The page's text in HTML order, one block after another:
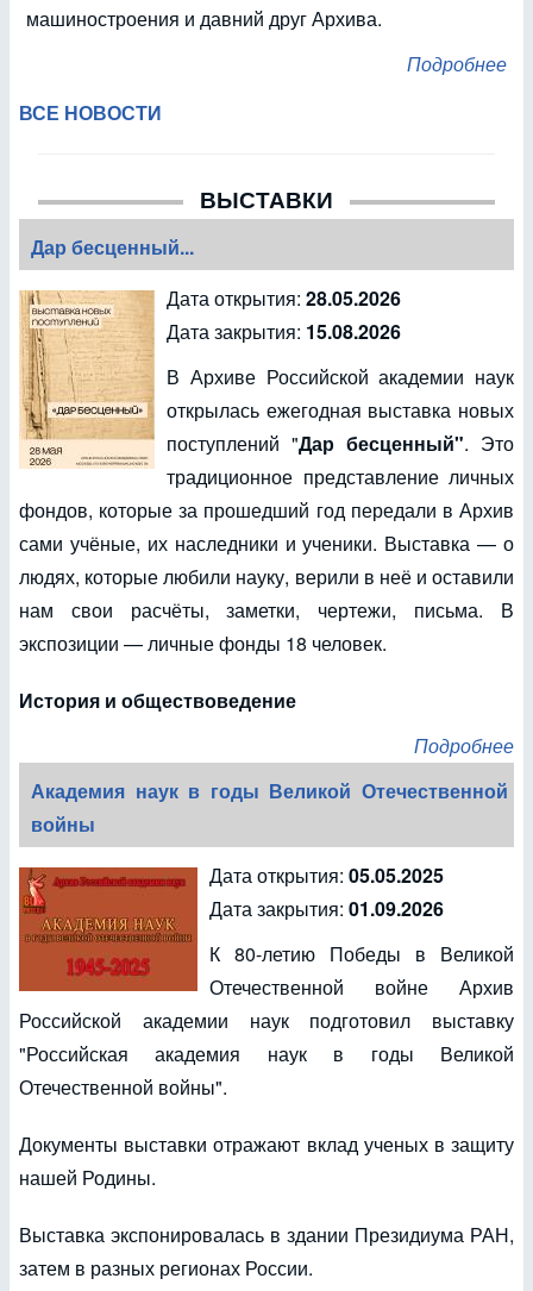
машиностроения и давний друг Архива.
Подробнее
ВСЕ НОВОСТИ
ВЫСТАВКИ
Дар бесценный...
Дата открытия: 28.05.2026
Дата закрытия: 15.08.2026
В Архиве Российской академии наук
открылась ежегодная выставка новых
поступлений "Дар бесценный". Это
традиционное представление личных
фондов, которые за прошедший год передали в Архив
сами учёные, их наследники и ученики. Выставка — о
людях, которые любили науку, верили в неё и оставили
нам свои расчёты, заметки, чертежи, письма. В
экспозиции — личные фонды 18 человек.
История и обществоведение
Подробнее
Академия наук в годы Великой Отечественной
войны
Дата открытия: 05.05.2025
Дата закрытия: 01.09.2026
К 80-летию Победы в Великой
Отечественной войне Архив
Российской академии наук подготовил выставку
"Российская академия наук в годы Великой
Отечественной войны".
Документы выставки отражают вклад ученых в защиту
нашей Родины.
Выставка экспонировалась в здании Президиума РАН,
затем в разных регионах России.